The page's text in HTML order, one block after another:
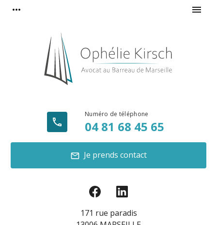
more_horiz menu
171 rue paradis
phone 04 81 68 45 65
mail Je prends contact